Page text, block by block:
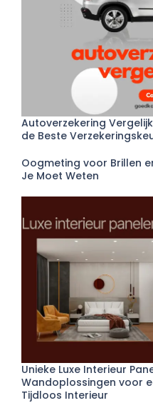
Autoverzekering
de Beste
Oogmeting voor Brillen
Je Moet Weten
Unieke Luxe Interieur
Wandoplossingen voor
Tijdloos Interieur